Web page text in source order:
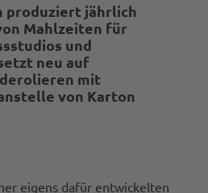
produziert jährlich
Mahlzeiten für
und
neu auf
mit
von Karton
eigens dafür entwickelten